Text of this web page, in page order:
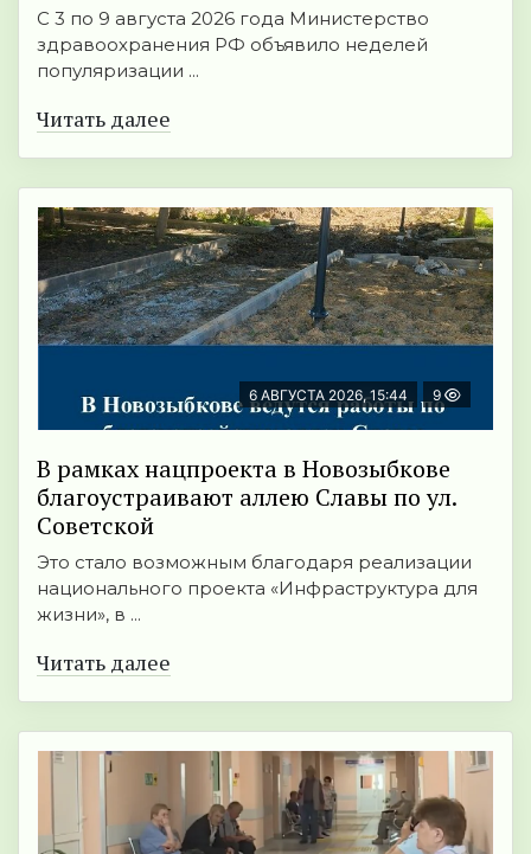
С 3 по 9 августа 2026 года Министерство
здравоохранения РФ объявило неделей
популяризации ...
Читать далее
6 АВГУСТА 2026, 15:44 9
В рамках нацпроекта в Новозыбкове
благоустраивают аллею Славы по ул.
Советской
Это стало возможным благодаря реализации
национального проекта «Инфраструктура для
жизни», в ...
Читать далее